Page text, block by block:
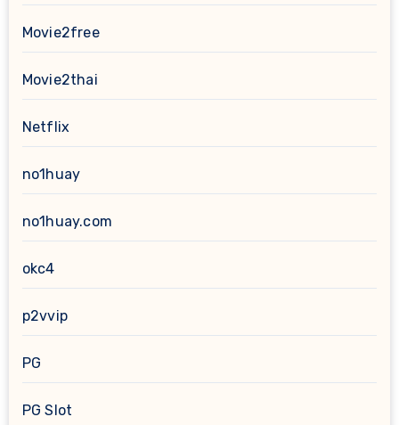
Movie2free
Movie2thai
Netflix
no1huay
no1huay.com
okc4
p2vvip
PG
PG Slot